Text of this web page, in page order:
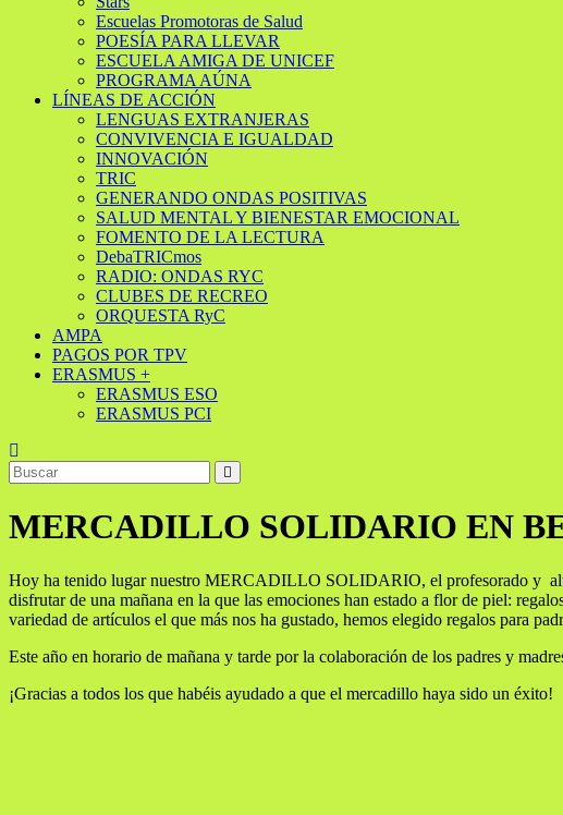
Escuelas Promotoras de Salud
POESÍA PARA LLEVAR
ESCUELA AMIGA DE UNICEF
PROGRAMA AÚNA
LÍNEAS DE ACCIÓN
LENGUAS EXTRANJERAS
CONVIVENCIA E IGUALDAD
INNOVACIÓN
TRIC
GENERANDO ONDAS POSITIVAS
SALUD MENTAL Y BIENESTAR EMOCIONAL
FOMENTO DE LA LECTURA
DebaTRICmos
RADIO: ONDAS RYC
CLUBES DE RECREO
ORQUESTA RyC
AMPA
PAGOS POR TPV
ERASMUS +
ERASMUS ESO
ERASMUS PCI
MERCADILLO SOLIDARIO EN
Hoy ha tenido lugar nuestro MERCADILLO SOLIDARIO, el profesorado y
disfrutar de una mañana en la que las emociones han estado a flor de piel:
variedad de artículos el que más nos ha gustado, hemos elegido regalos para
Este año en horario de mañana y tarde por la colaboración de los padres y
¡Gracias a todos los que habéis ayudado a que el mercadillo haya sido un éxito!